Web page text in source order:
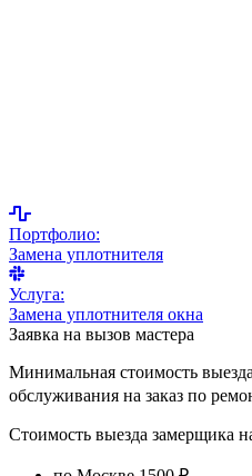
Портфолио:
Замена уплотнителя
Услуга:
Замена уплотнителя окна
Заявка на вызов мастера
Минимальная стоимость
обслуживания на заказ по
Стоимость выезда замерщика